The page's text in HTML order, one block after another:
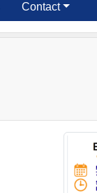
Contact